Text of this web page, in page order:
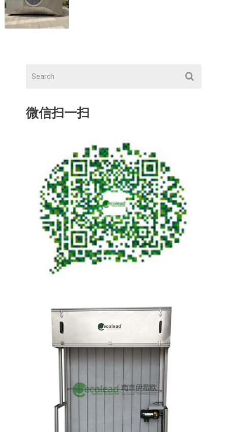
微信扫一扫